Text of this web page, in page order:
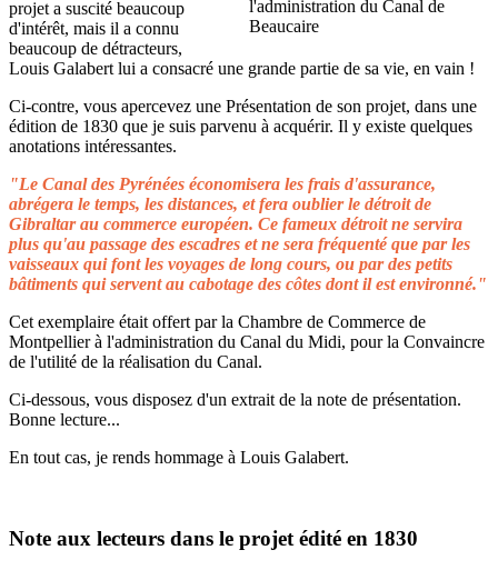
projet a suscité beaucoup
d'intérêt, mais il a connu
beaucoup de détracteurs,
Louis Galabert lui a consacré une grande partie de sa vie, en vain !
Ci-contre, vous apercevez une Présentation de son projet, dans une
édition de 1830 que je suis parvenu à acquérir. Il y existe quelques
anotations intéressantes.
"Le Canal des Pyrénées économisera les frais d'assurance,
abrégera le temps, les distances, et fera oublier le détroit de
Gibraltar au commerce européen. Ce fameux détroit ne servira
plus qu'au passage des escadres et ne sera fréquenté que par les
vaisseaux qui font les voyages de long cours, ou par des petits
bâtiments qui servent au cabotage des côtes dont il est environné."
Cet exemplaire était offert par la Chambre de Commerce de
Montpellier à l'administration du Canal du Midi, pour la Convaincre
de l'utilité de la réalisation du Canal.
Ci-dessous, vous disposez d'un extrait de la note de présentation.
Bonne lecture...
En tout cas, je rends hommage à Louis Galabert.
Note aux lecteurs dans le projet édité en 1830